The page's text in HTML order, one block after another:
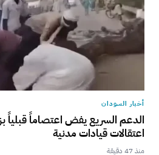
أخبار السودان
الدعم السريع يفض اعتصاماً
اعتقالات قيادات مدنية
منذ 47 دقيقة